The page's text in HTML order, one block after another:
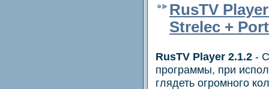
RusTV
Strelec +
RusTV Player 2.1.2 -
программы, при
глядеть огромного